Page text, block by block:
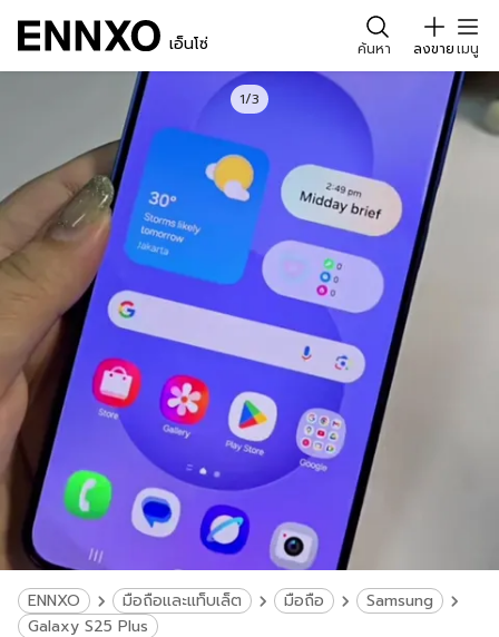
เอ็นโซ่ ค้นหา ลงขายเมนู
1/3
ENNXO มือถือและแท็บเล็ต มือถือ
Samsung
Galaxy S25 Plus